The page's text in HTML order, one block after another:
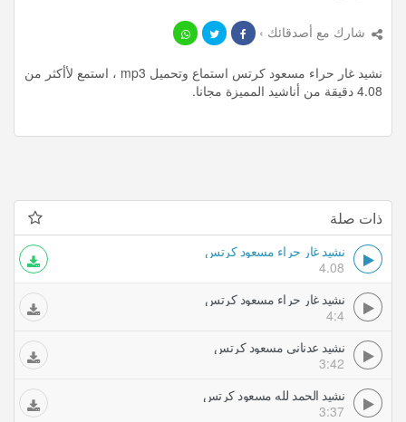
شارك مع أصدقائك ›
نشيد غار حراء مسعود كرتس استماع وتحميل mp3 ، استمع لأأكثر من
4.08 دقيقة من أناشيد المميزة مجانا.
ذات صلة
نشيد غار حراء مسعود كرتس
4.08
نشيد غار حراء مسعود كرتس
4:4
نشيد عدناني مسعود كرتس
3:42
نشيد الحمد لله مسعود كرتس
3:37